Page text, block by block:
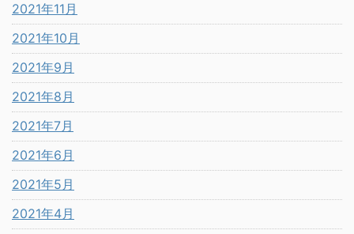
2021年11月
2021年10月
2021年9月
2021年8月
2021年7月
2021年6月
2021年5月
2021年4月